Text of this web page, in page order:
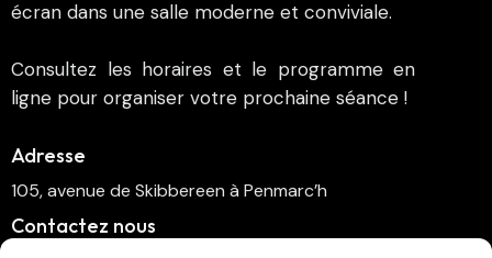
écran dans une salle moderne et conviviale.
Consultez les horaires et le programme en
ligne pour organiser votre prochaine séance !
Adresse
105, avenue de Skibbereen à Penmarc’h
Contactez nous